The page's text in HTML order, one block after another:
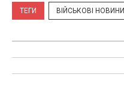
ТЕГИ ВІЙСЬКОВІ НОВИНИ